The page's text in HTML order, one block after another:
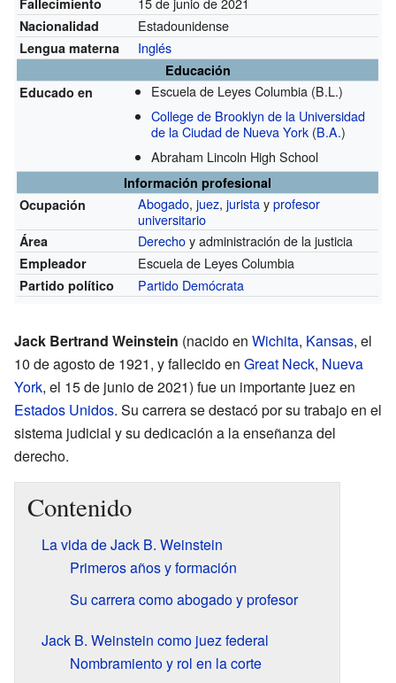
Nacionalidad Estadounidense
Lengua materna Inglés
Educación
Educado en
Escuela de Leyes Columbia (B.L.)
College de Brooklyn de la Universidad
de la Ciudad de Nueva York (B.A.)
Abraham Lincoln High School
Información profesional
Ocupación
Abogado,juez,juristayprofesor
universitario
Área Derechoy administración de la justicia
Empleador Escuela de Leyes Columbia
Partido político Partido Demócrata
Jack Bertrand Weinstein (nacido en Wichita, Kansas, el
10 de agosto de 1921, y fallecido en Great Neck, Nueva
York, el 15 de junio de 2021) fue un importante juez en
Estados Unidos. Su carrera se destacó por su trabajo en el
sistema judicial y su dedicación a la enseñanza del
derecho.
Contenido
La vida de Jack B. Weinstein
Primeros años y formación
Su carrera como abogado y profesor
Jack B. Weinstein como juez federal
Nombramiento y rol en la corte